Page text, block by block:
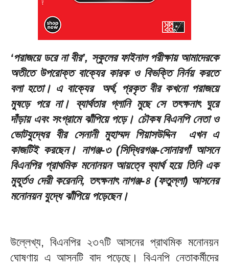
‘পরাজয়ে ডরে না বীর’, স্কুলের ফাইনাল পরীক্ষায় আমাদেরকে
অতীতে উপরোক্ত বাক্যের কারক ও বিভক্তি নির্নয় করতে
বলা হতো। এ বাক্যের অর্থ, প্রকৃত বীর কখনো পরাজয়ে
মুষড়ে পরে না। ব্যার্থতার গ্লানি মুছে সে তৎক্ষনাৎ ঘুরে
দাঁড়ায় এবং সংগ্রামে ঝাঁপিয়ে পড়ে। চৌকষ বিএনপি নেতা ও
ভোটযুদ্ধের বীর সেনানী মুহাম্মদ গিয়াসউদ্দিন এখন এ
কাজটিই করছেন। নাগঞ্জ-৩ (সিদ্ধিরগঞ্জ-সোনারগাঁ আসনে
বিএনপির প্রাথমিক মনোনয়ন আয়ত্বে ব্যার্থ হয়ে তিনি এক
মুহূর্তও দেরী করেননি, তৎক্ষনাৎ নাগঞ্জ-৪ (ফতুল্লা) আসনের
মনোনয়ন যুদ্ধে ঝাঁপিয়ে পড়েছেন।
উল্লেখ্য, বিএনপির ২৩৭টি আসনের প্রাথমিক মনোনয়ন
ঘোষণায় এ আসনটি বাদ পড়েছে। বিএনপি নেতাকর্মীদের